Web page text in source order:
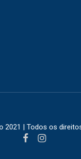
2021 | Todos os